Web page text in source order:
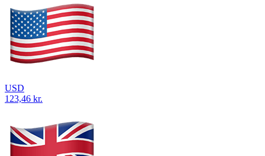
USD
123,46 kr.